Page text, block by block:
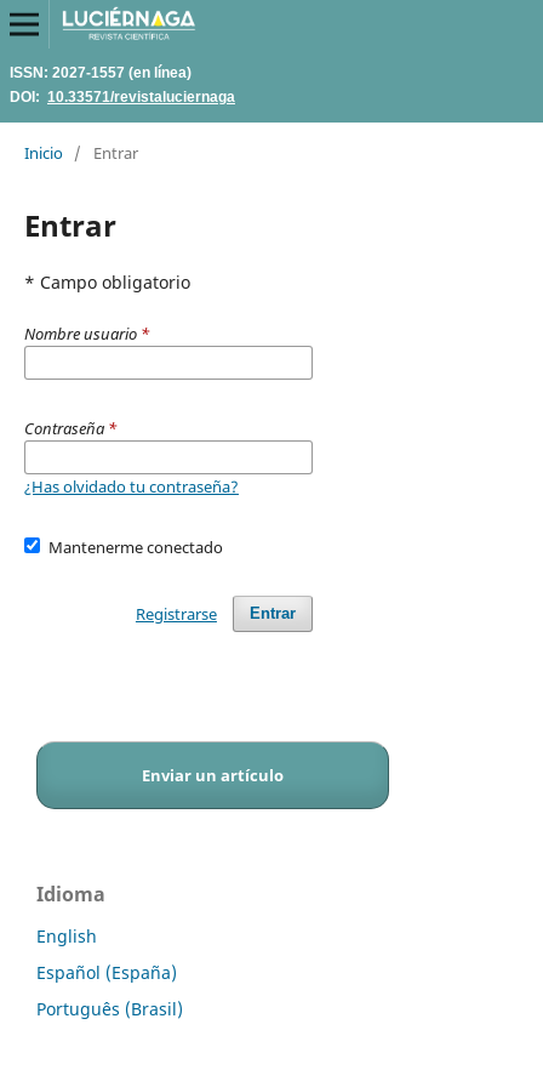
ISSN: 2027-1557 (en línea)
DOI: 10.33571/revistaluciernaga
Inicio / Entrar
Entrar
* Campo obligatorio
Nombre usuario *
Contraseña *
¿Has olvidado tu contraseña?
Mantenerme conectado
Entrar
Registrarse
Enviar un artículo
Idioma
English
Español (España)
Português (Brasil)